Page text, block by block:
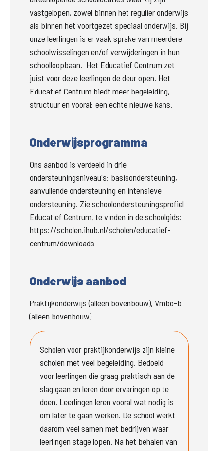
vastgelopen, zowel binnen het regulier onderwijs
als binnen het voortgezet speciaal onderwijs. Bij
onze leerlingen is er vaak sprake van meerdere
schoolwisselingen en/of verwijderingen in hun
schoolloopbaan. Het Educatief Centrum zet
juist voor deze leerlingen de deur open. Het
Educatief Centrum biedt meer begeleiding,
structuur en vooral: een echte nieuwe kans.
Onderwijsprogramma
Ons aanbod is verdeeld in drie
ondersteuningsniveau's: basisondersteuning,
aanvullende ondersteuning en intensieve
ondersteuning. Zie schoolondersteuningsprofiel
Educatief Centrum, te vinden in de schoolgids:
https://scholen.ihub.nl/scholen/educatief-
centrum/downloads
Onderwijs aanbod
Praktijkonderwijs (alleen bovenbouw), Vmbo-b
(alleen bovenbouw)
Scholen voor praktijkonderwijs zijn kleine
scholen met veel begeleiding. Bedoeld
voor leerlingen die graag praktisch aan de
slag gaan en leren door ervaringen op te
doen. Leerlingen leren vooral wat nodig is
om later te gaan werken. De school werkt
daarom veel samen met bedrijven waar
leerlingen stage lopen. Na het behalen van